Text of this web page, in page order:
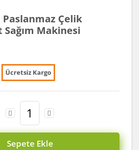
Paslanmaz Çelik
Makinesi
Ücretsiz Kargo
Sepete Ekle